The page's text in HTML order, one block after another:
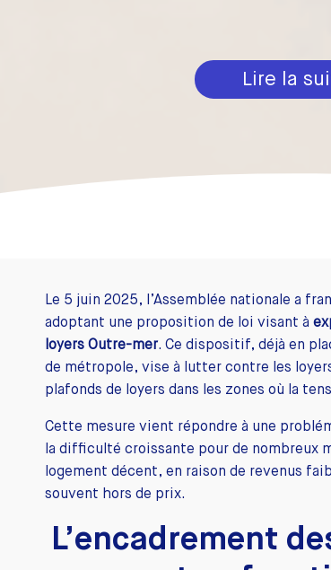
Lire la
Le 5 juin 2025, l’Assemblée nationale a
adoptant une proposition de loi visant à
loyers Outre-mer. Ce dispositif, déjà en
de métropole, vise à lutter contre les
plafonds de loyers dans les zones où la
Cette mesure vient répondre à une
la difficulté croissante pour de nombreux
logement décent, en raison de revenus
souvent hors de prix.
L’encadrement